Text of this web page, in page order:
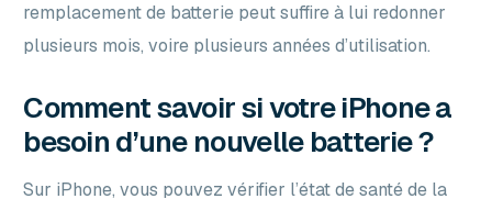
remplacement de batterie peut suffire à lui redonner
plusieurs mois, voire plusieurs années d’utilisation.
Comment savoir si votre iPhone a
besoin d’une nouvelle batterie ?
Sur iPhone, vous pouvez vérifier l’état de santé de la